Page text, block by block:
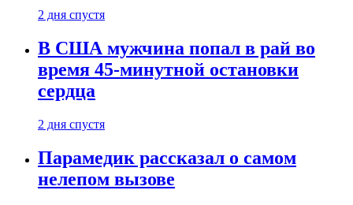
2 дня спустя
В США мужчина попал в рай во
время 45-минутной остановки
сердца
2 дня спустя
Парамедик рассказал о самом
нелепом вызове